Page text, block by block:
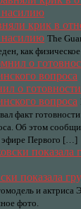
крик в
насилию The
как
о
вопроса
факт
Об этом
эфире Первого […]
показала
и актриса
фото.